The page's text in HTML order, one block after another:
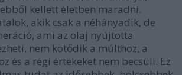
ebből kellett életben maradni.
akik csak a néhányadik, de
ami az olaj nyújtotta
nem kötődik a múlthoz, a
és a régi értékeket nem becsüli. Ez